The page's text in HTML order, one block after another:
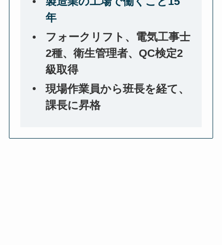
年
フォークリフト、電気工事士
2種、衛生管理者、QC検定2
級取得
現場作業員から班長を経て、
課長に昇格